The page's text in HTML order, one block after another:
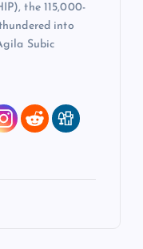
the 115,000-
into
Subic